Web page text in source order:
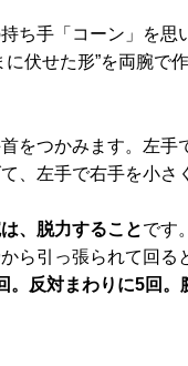
ち手「コーン」を思
に伏せた形”を両腕で
をつかみます。左手
、左手で右手を小さ
、脱力することです
ら引っ張られて回る
。反対まわりに5回。